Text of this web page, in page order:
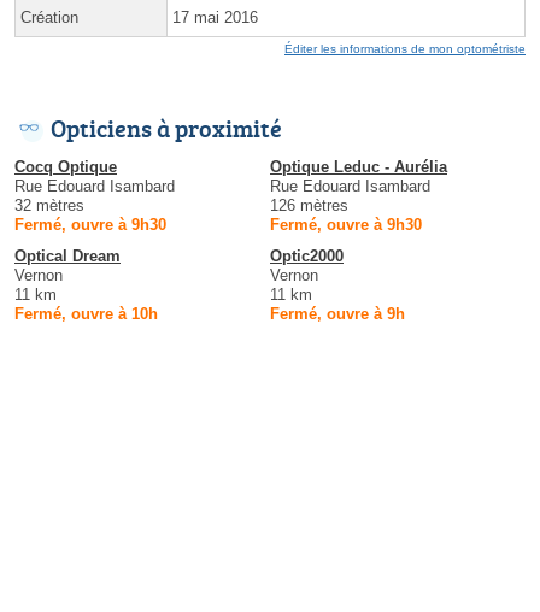
Création 17 mai 2016
Éditer les informations de mon optométriste
Opticiens à proximité
Cocq Optique
Rue Edouard Isambard
32 mètres
Fermé, ouvre à 9h30
Optique Leduc - Aurélia
Rue Edouard Isambard
126 mètres
Fermé, ouvre à 9h30
Optical Dream
Vernon
11 km
Fermé, ouvre à 10h
Optic2000
Vernon
11 km
Fermé, ouvre à 9h